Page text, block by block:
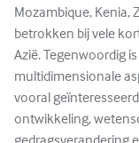
Mozambique, Kenia,
betrokken bij vele
Azië. Tegenwoordig
multidimensionale
vooral
ontwikkeling,
gedragsverandering